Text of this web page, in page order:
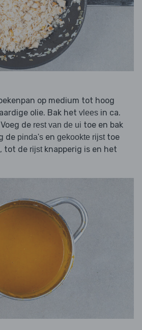
op medium tot hoog
olie. Bak het vlees in ca.
de rest van de ui toe en bak
de pinda's en gekookte rijsttoe
tot de rijstknapperig is en het